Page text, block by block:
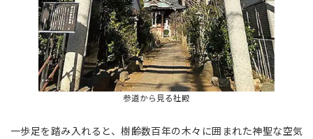
参道から見る社殿
一歩足を踏み入れると、樹齢数百年の木々に囲まれた神聖な空気